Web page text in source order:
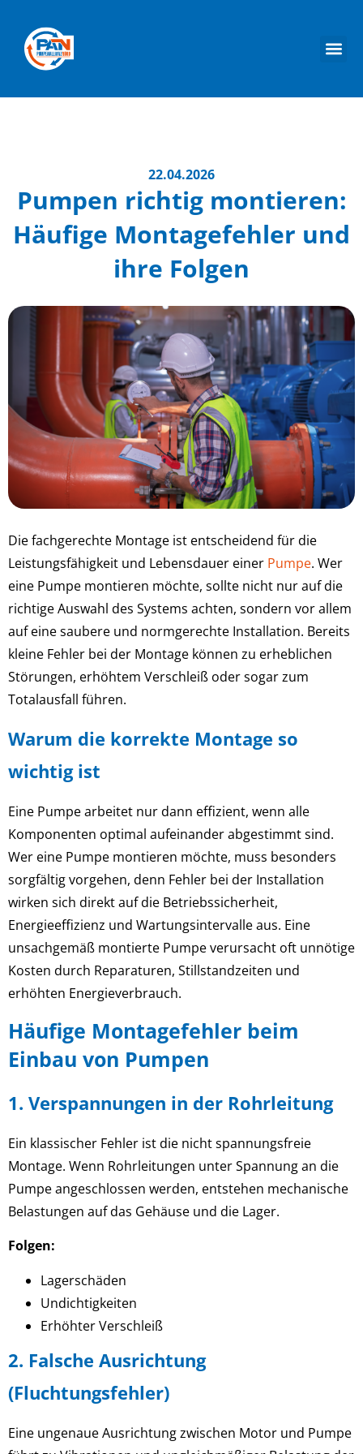
22.04.2026
Pumpen richtig montieren:
Häufige Montagefehler und
ihre Folgen
Die fachgerechte Montage ist entscheidend für die
Leistungsfähigkeit und Lebensdauer einer Pumpe. Wer
eine Pumpe montieren möchte, sollte nicht nur auf die
richtige Auswahl des Systems achten, sondern vor allem
auf eine saubere und normgerechte Installation. Bereits
kleine Fehler bei der Montage können zu erheblichen
Störungen, erhöhtem Verschleiß oder sogar zum
Totalausfall führen.
Warum die korrekte Montage so
wichtig ist
Eine Pumpe arbeitet nur dann effizient, wenn alle
Komponenten optimal aufeinander abgestimmt sind.
Wer eine Pumpe montieren möchte, muss besonders
sorgfältig vorgehen, denn Fehler bei der Installation
wirken sich direkt auf die Betriebssicherheit,
Energieeffizienz und Wartungsintervalle aus. Eine
unsachgemäß montierte Pumpe verursacht oft unnötige
Kosten durch Reparaturen, Stillstandzeiten und
erhöhten Energieverbrauch.
Häufige Montagefehler beim
Einbau von Pumpen
1. Verspannungen in der Rohrleitung
Ein klassischer Fehler ist die nicht spannungsfreie
Montage. Wenn Rohrleitungen unter Spannung an die
Pumpe angeschlossen werden, entstehen mechanische
Belastungen auf das Gehäuse und die Lager.
Folgen:
Lagerschäden
Undichtigkeiten
Erhöhter Verschleiß
2. Falsche Ausrichtung
(Fluchtungsfehler)
Eine ungenaue Ausrichtung zwischen Motor und Pumpe